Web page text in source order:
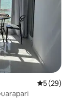
5 de uma
5 (29)